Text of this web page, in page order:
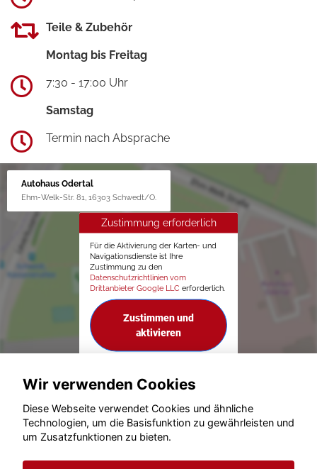
Teile & Zubehör
Montag bis Freitag
7:30 - 17:00 Uhr
Samstag
Termin nach Absprache
Autohaus Odertal
Ehm-Welk-Str. 81, 16303 Schwedt/O.
Zustimmung erforderlich
Für die Aktivierung der Karten- und
Navigationsdienste ist Ihre
Zustimmung zu den
Datenschutzrichtlinien vom
Drittanbieter Google LLC erforderlich.
Zustimmen und
aktivieren
© konjunkturmotor.de GmbH 2020 - 2026
Wir verwenden Cookies
Diese Webseite verwendet Cookies und ähnliche
Technologien, um die Basisfunktion zu gewährleisten und
um Zusatzfunktionen zu bieten.